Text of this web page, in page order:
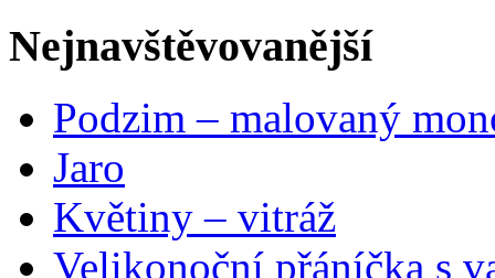
Nejnavštěvovanější
Podzim – malovaný
Jaro
Květiny – vitráž
Velikonoční přáníčka s